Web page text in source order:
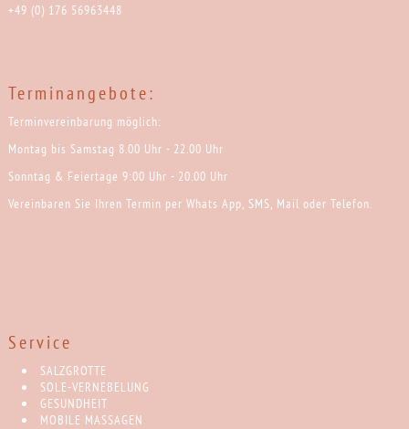
+49 (0) 176 56963448
Terminangebote:
Terminvereinbarung möglich:
Montag bis Samstag 8.00 Uhr - 22.00 Uhr
Sonntag & Feiertage 9:00 Uhr - 20.00 Uhr
Vereinbaren Sie Ihren Termin per Whats App, SMS, Mail oder Telefon.
Service
SALZGROTTE
SOLE-VERNEBELUNG
GESUNDHEIT
MOBILE MASSAGEN